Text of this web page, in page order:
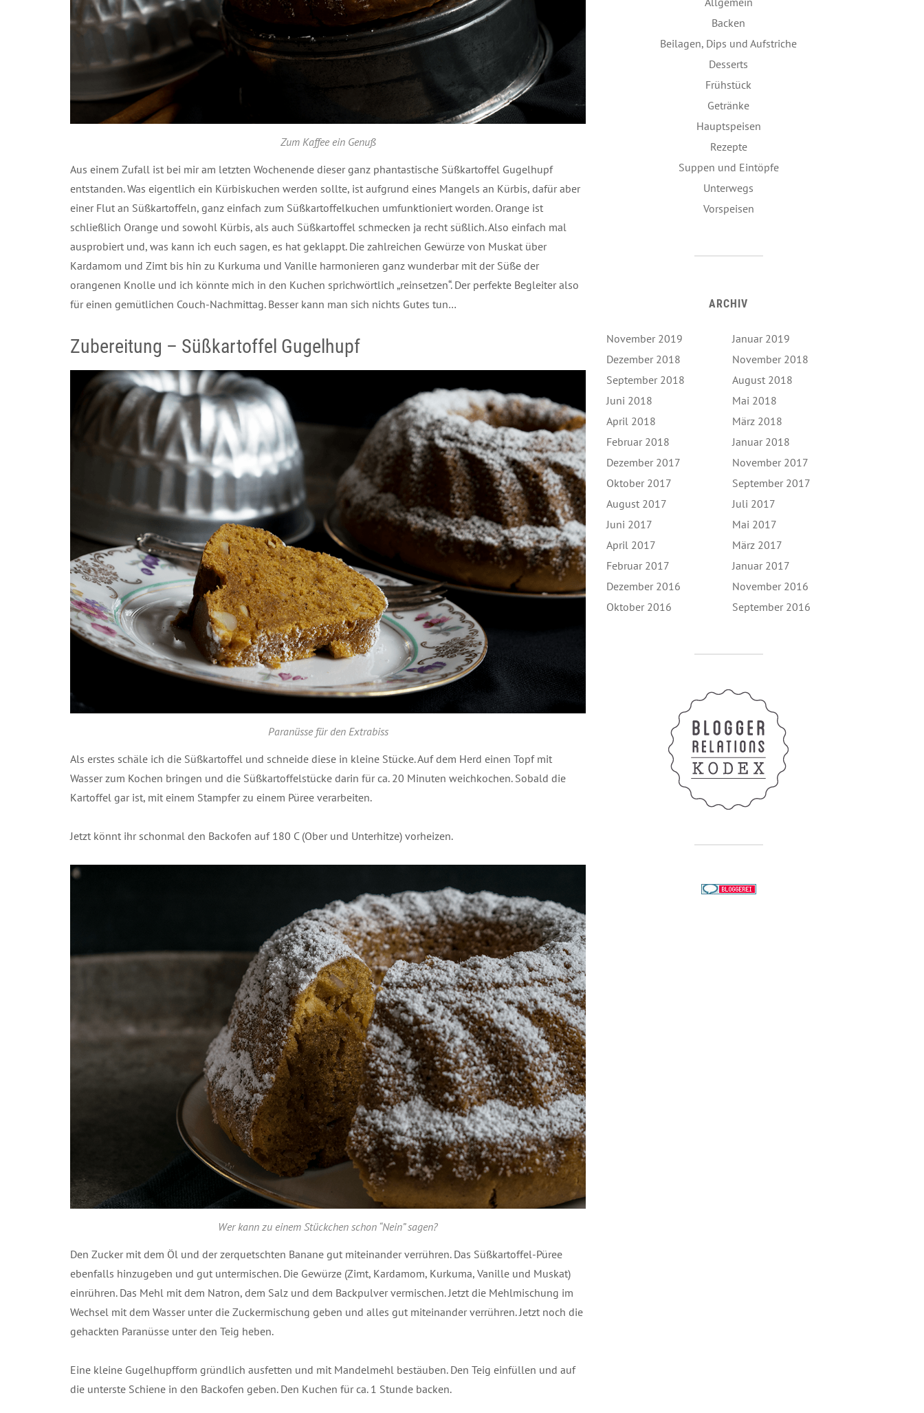
Zum Kaffee ein Genuß
Aus einem Zufall ist bei mir am letzten Wochenende dieser ganz phantastische Süßkartoffel Gugelhupf
entstanden. Was eigentlich ein Kürbiskuchen werden sollte, ist aufgrund eines Mangels an Kürbis, dafür aber
einer Flut an Süßkartoffeln, ganz einfach zum Süßkartoffelkuchen umfunktioniert worden. Orange ist
schließlich Orange und sowohl Kürbis, als auch Süßkartoffel schmecken ja recht süßlich. Also einfach mal
ausprobiert und, was kann ich euch sagen, es hat geklappt. Die zahlreichen Gewürze von Muskat über
Kardamom und Zimt bis hin zu Kurkuma und Vanille harmonieren ganz wunderbar mit der Süße der
orangenen Knolle und ich könnte mich in den Kuchen sprichwörtlich „reinsetzen“. Der perfekte Begleiter also
für einen gemütlichen Couch-Nachmittag. Besser kann man sich nichts Gutes tun…
Zubereitung – Süßkartoffel Gugelhupf
Paranüsse für den Extrabiss
Als erstes schäle ich die Süßkartoffel und schneide diese in kleine Stücke. Auf dem Herd einen Topf mit
Wasser zum Kochen bringen und die Süßkartoffelstücke darin für ca. 20 Minuten weichkochen. Sobald die
Kartoffel gar ist, mit einem Stampfer zu einem Püree verarbeiten.
Jetzt könnt ihr schonmal den Backofen auf 180 C (Ober und Unterhitze) vorheizen.
Wer kann zu einem Stückchen schon “Nein” sagen?
Den Zucker mit dem Öl und der zerquetschten Banane gut miteinander verrühren. Das Süßkartoffel-Püree
ebenfalls hinzugeben und gut untermischen. Die Gewürze (Zimt, Kardamom, Kurkuma, Vanille und Muskat)
einrühren. Das Mehl mit dem Natron, dem Salz und dem Backpulver vermischen. Jetzt die Mehlmischung im
Wechsel mit dem Wasser unter die Zuckermischung geben und alles gut miteinander verrühren. Jetzt noch die
gehackten Paranüsse unter den Teig heben.
Eine kleine Gugelhupfform gründlich ausfetten und mit Mandelmehl bestäuben. Den Teig einfüllen und auf
die unterste Schiene in den Backofen geben. Den Kuchen für ca. 1 Stunde backen.
Backen
Beilagen, Dips und Aufstriche
Desserts
Frühstück
Getränke
Hauptspeisen
Rezepte
Suppen und Eintöpfe
Unterwegs
Vorspeisen
ARCHIV
November 2019
Januar 2019
Dezember 2018
November 2018
September 2018
August 2018
Juni 2018
Mai 2018
April 2018
März 2018
Februar 2018
Januar 2018
Dezember 2017
November 2017
Oktober 2017
September 2017
August 2017
Juli 2017
Juni 2017
Mai 2017
April 2017
März 2017
Februar 2017
Januar 2017
Dezember 2016
November 2016
Oktober 2016
September 2016